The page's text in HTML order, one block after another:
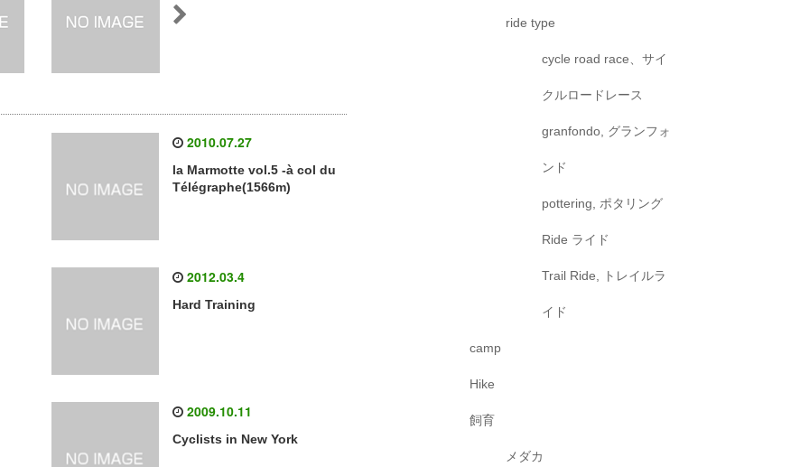
2010.07.27
la Marmotte vol.5 -à col du
Télégraphe(1566m)
2012.03.4
Hard Training
2009.10.11
Cyclists in New York
ride type
cycle road race、サイ
クルロードレース
granfondo, グランフォ
ンド
pottering, ポタリング
Ride ライド
Trail Ride, トレイルラ
イド
camp
Hike
飼育
メダカ